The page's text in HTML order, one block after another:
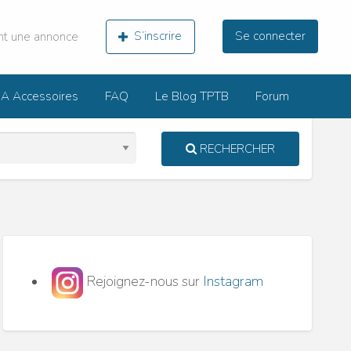
une annonce S’inscrire Se connecter
Accessoires FAQ Le Blog TPTB Forum
RECHERCHER
Rejoignez-nous sur Instagram